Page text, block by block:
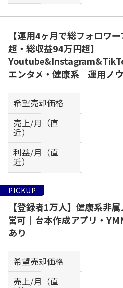
【運用4ヶ月で総フォロワ
超・総収益94万円超】
エンタメ・健康系｜運用ノ
希望売却価格
売上/月（直
近）
利益/月（直
近）
PICKUP
【登録者1万人】健康系非
営可｜台本作成アプリ・
あり
希望売却価格
売上/月（直